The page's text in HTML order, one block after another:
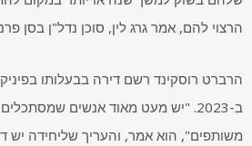
הרצוי להם, אמר גרג לין, סוכן נדל"ן בסן
ב-2023. "יש מעט מאוד אנשים
משותפים", הוא אמר, והעריך שליחידה יש